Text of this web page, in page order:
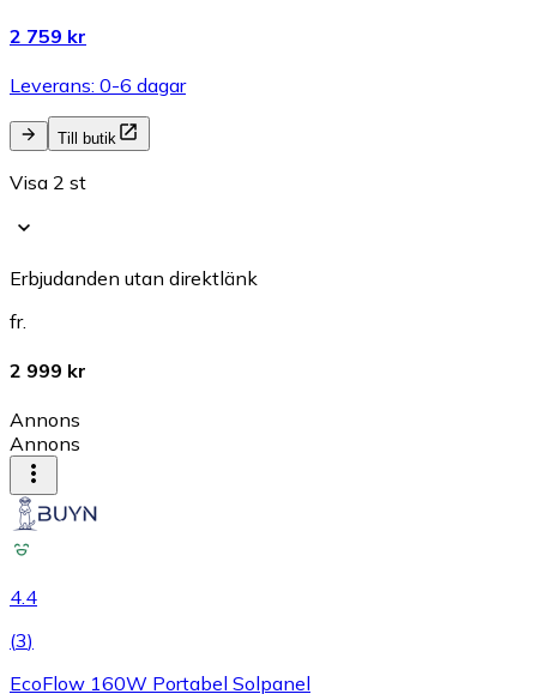
2 759 kr
Leverans: 0-6 dagar
Till butik
Visa 2 st
Erbjudanden utan direktlänk
fr.
2 999 kr
Annons
Annons
4.4
(3)
EcoFlow 160W Portabel Solpanel